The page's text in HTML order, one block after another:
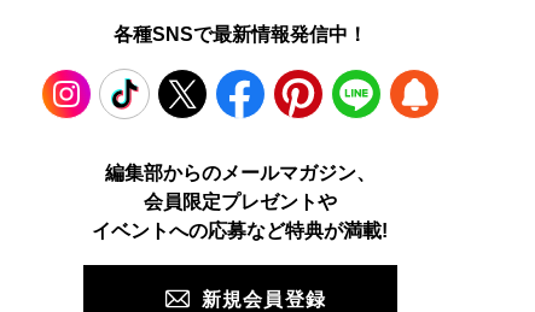
各種SNSで最新情報発信中！
TikTok Facebook Pinterest LINE
編集部からのメールマガジン、
会員限定プレゼントや
イベントへの応募など特典が満載!
新規会員登録